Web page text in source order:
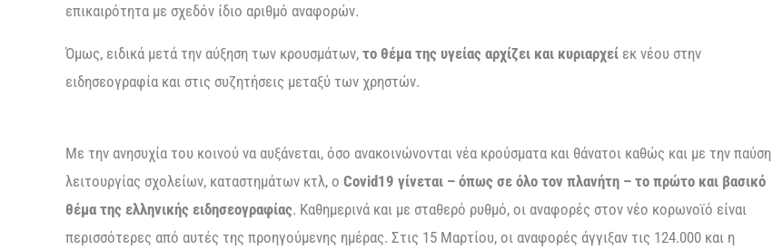
επικαιρότητα με σχεδόν ίδιο αριθμό αναφορών.
Όμως, ειδικά μετά την αύξηση των κρουσμάτων, το θέμα της υγείας αρχίζει και κυριαρχεί εκ νέου στην
ειδησεογραφία και στις συζητήσεις μεταξύ των χρηστών.
Με την ανησυχία του κοινού να αυξάνεται, όσο ανακοινώνονται νέα κρούσματα και θάνατοι καθώς και με την παύση
λειτουργίας σχολείων, καταστημάτων κτλ, ο Covid19 γίνεται – όπως σε όλο τον πλανήτη – το πρώτο και βασικό
θέμα της ελληνικής ειδησεογραφίας. Καθημερινά και με σταθερό ρυθμό, οι αναφορές στον νέο κορωνοϊό είναι
περισσότερες από αυτές της προηγούμενης ημέρας. Στις 15 Μαρτίου, οι αναφορές άγγιξαν τις 124.000 και η